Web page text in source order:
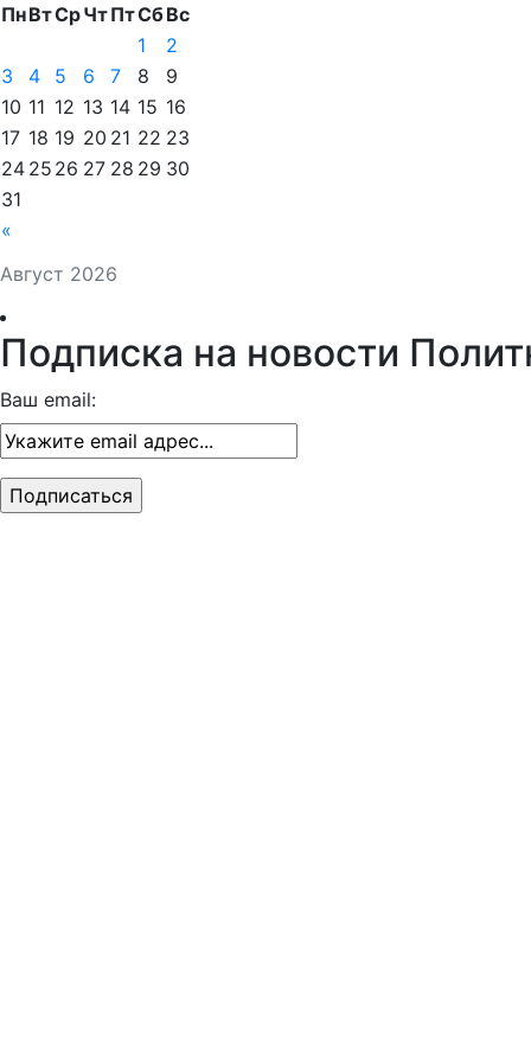
Август 2026
ПнВтСрЧтПтСбВс
«
1
2
3
4 5 6 7 8
9
10 11 12 13 14 15 16
17 18 19 20 21 22 23
24 25 26 27 28 29 30
31
Подписка на новости
Ваш email: